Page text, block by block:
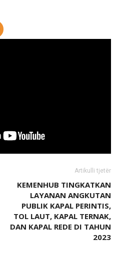
Artikulli tjetër
KEMENHUB TINGKATKAN
LAYANAN ANGKUTAN
PUBLIK KAPAL PERINTIS,
TOL LAUT, KAPAL TERNAK,
DAN KAPAL REDE DI TAHUN
2023